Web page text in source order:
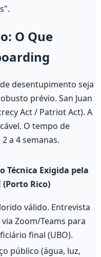
O Que
desentupimento seja
prévio. San Juan
Act / Patriot Act). A
O tempo de
a 4 semanas.
Técnica Exigida pela
(Porto Rico)
válido. Entrevista
Zoom/Teams para
final (UBO).
público (água, luz,